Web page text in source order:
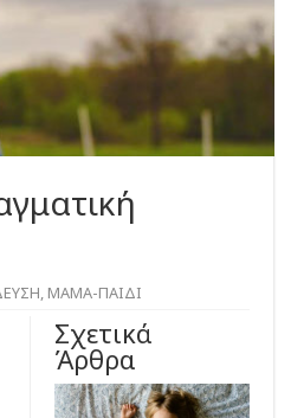
, ΜΑΜΑ-ΠΑΙΔΙ
Σχετικά
Άρθρα